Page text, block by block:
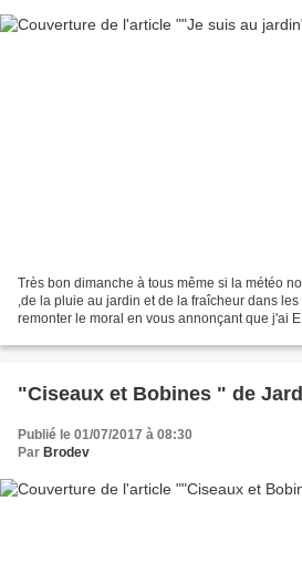
Très bon dimanche à tous même si la météo
,de la pluie au jardin et de la fraîcheur dans
remonter le moral en vous annonçant que j'ai
"Ciseaux et Bobines " de
Publié le 01/07/2017 à 08:30
Par Brodev